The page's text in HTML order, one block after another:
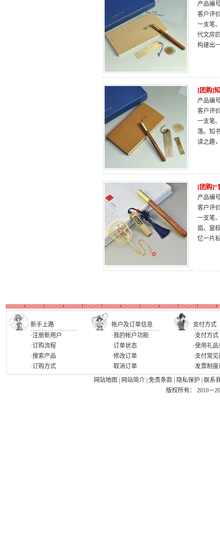
产品编
客户评
一支笔
代文房
构建出
[团购]
产品编
客户评
一支笔
落。知
读之趣
[团购]“
产品编
客户评
一支笔
扇、窗
忆一片
新手上路 帐户及订单信息
支付方式
·注册新用户
·订购流程
·搜索产品
·订购方式
·我的帐户功能
·订单状态
·修改订单
·取消订单
·支付方式
·使用礼品
·支付常
·发票制
网站地图
网站简介 免责条款 隐私保护
联系
版权所有： 2010－